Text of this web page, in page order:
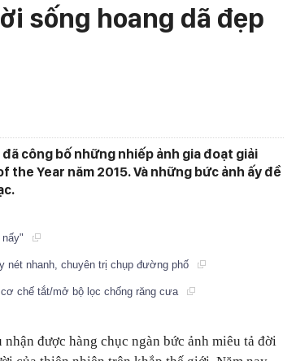
sống hoang dã đẹp
công bố những nhiếp ảnh gia đoạt giải
Year năm 2015. Và những bức ảnh ấy đề
nét nhanh, chuyên trị chụp đường phố
chế tắt/mở bộ lọc chống răng cưa
được hàng chục ngàn bức ảnh miêu tả đời